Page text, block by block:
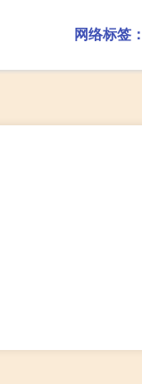
网络标签：